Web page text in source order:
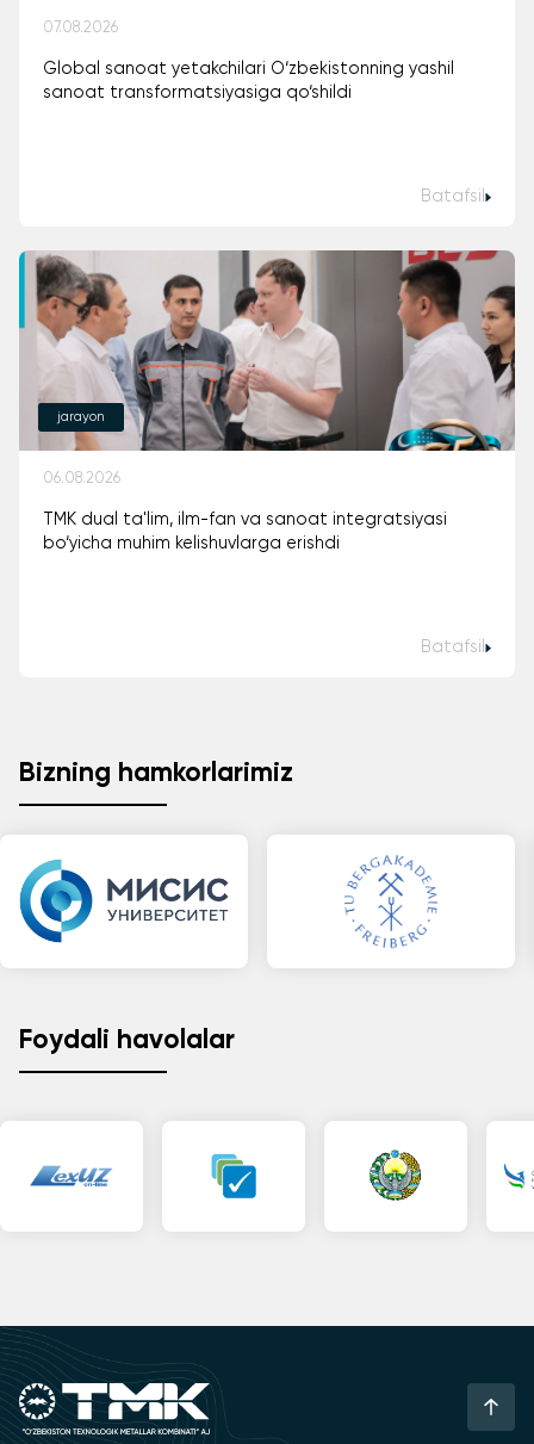
07.08.2026
Global sanoat yetakchilari O‘zbekistonning yashil
sanoat transformatsiyasiga qo‘shildi
Batafsil
jarayon
06.08.2026
TMK dual ta'lim, ilm-fan va sanoat integratsiyasi
bo‘yicha muhim kelishuvlarga erishdi
Batafsil
Bizning hamkorlarimiz
Foydali havolalar